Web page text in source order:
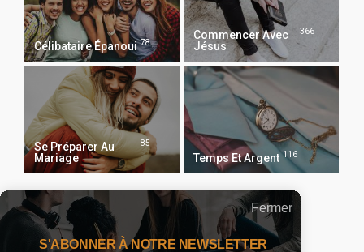
Célibataire Épanoui 78
Commencer Avec
Jésus
366
Se Préparer Au
Mariage
85
Temps Et Argent 116
Recevoir Notre Newsletter Chaque Matin
Fermer
S'ABONNER À NOTRE NEWSLETTER